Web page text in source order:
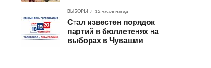
ВЫБОРЫ 12 часов назад
Стал известен порядок
партий в бюллетенях на
выборах в Чувашии